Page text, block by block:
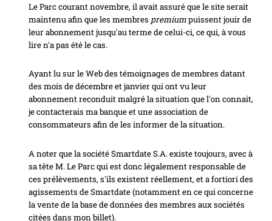
Le Parc courant novembre, il avait assuré que le site serait
maintenu afin que les membres premiumpuissent jouir de
leur abonnement jusqu'au terme de celui-ci, ce qui, à vous
lire n'a pas été le cas.
Ayant lu sur le Web des témoignages de membres datant
des mois de décembre et janvier qui ont vu leur
abonnement reconduit malgré la situation que l'on connait,
je contacterais ma banque et une association de
consommateurs afin de les informer de la situation.
A noter que la société Smartdate S.A. existe toujours, avec à
sa tête M. Le Parc qui est donc légalement responsable de
ces prélèvements, s'ils existent réellement, et a fortiori des
agissements de Smartdate (notamment en ce qui concerne
la vente de la base de données des membres aux sociétés
citées dans mon billet).